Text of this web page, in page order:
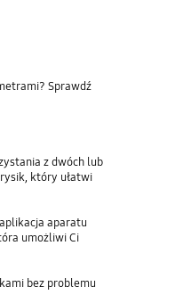
Sprawdź
z dwóch lub
który ułatwi
aparatu
umożliwi Ci
bez problemu